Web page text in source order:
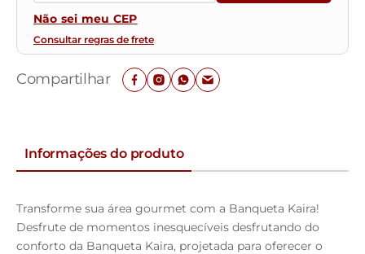
Não sei meu CEP
Consultar regras de frete
Compartilhar
Informações do produto
Transforme sua área gourmet com a Banqueta Kaira!
Desfrute de momentos inesquecíveis desfrutando do
conforto da Banqueta Kaira, projetada para oferecer o